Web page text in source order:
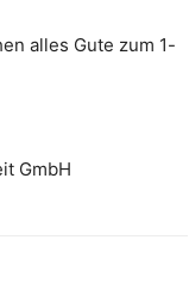
alles Gute zum 1-
GmbH